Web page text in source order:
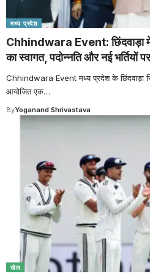
मध्य प्रदेश
Chhindwara Event: छिंदवाड़ा में
का स्वागत, पदोन्नति और नई भर्तियों
Chhindwara Event मध्य प्रदेश के छिंदवाड़ा
आयोजित एक…
ByYoganand Shrivastava
खेल